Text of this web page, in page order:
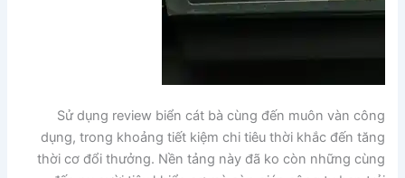
Sử dụng review biển cát bà cùng đến muôn vàn công
dụng, trong khoảng tiết kiệm chi tiêu thời khắc đến tăng
thời cơ đổi thưởng. Nền tảng này đã ko còn những cùng